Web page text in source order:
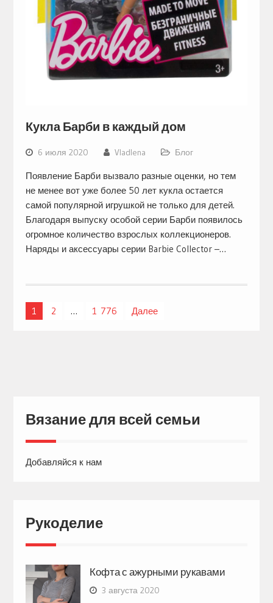
Кукла Барби в каждый дом
6 июля 2020 Vladlena Блог
Появление Барби вызвало разные оценки, но тем
не менее вот уже более 50 лет кукла остается
самой популярной игрушкой не только для детей.
Благодаря выпуску особой серии Барби появилось
огромное количество взрослых коллекционеров.
Наряды и аксессуары серии Barbie Collector –…
Навигация
1 2 … 1 776 Далее
Вязание для всей семьи
Добавляйся к нам
Рукоделие
Кофта с ажурными рукавами
3 августа 2020